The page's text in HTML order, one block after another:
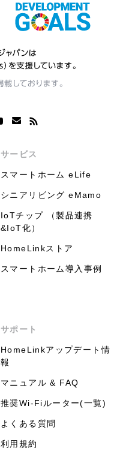
サービス
スマートホーム eLife
シニアリビング eMamo
IoTチップ （製品連携
&IoT化）
HomeLinkストア
スマートホーム導入事例
サポート
HomeLinkアップデート情
報
マニュアル & FAQ
推奨Wi-Fiルーター(一覧)
よくある質問
利用規約